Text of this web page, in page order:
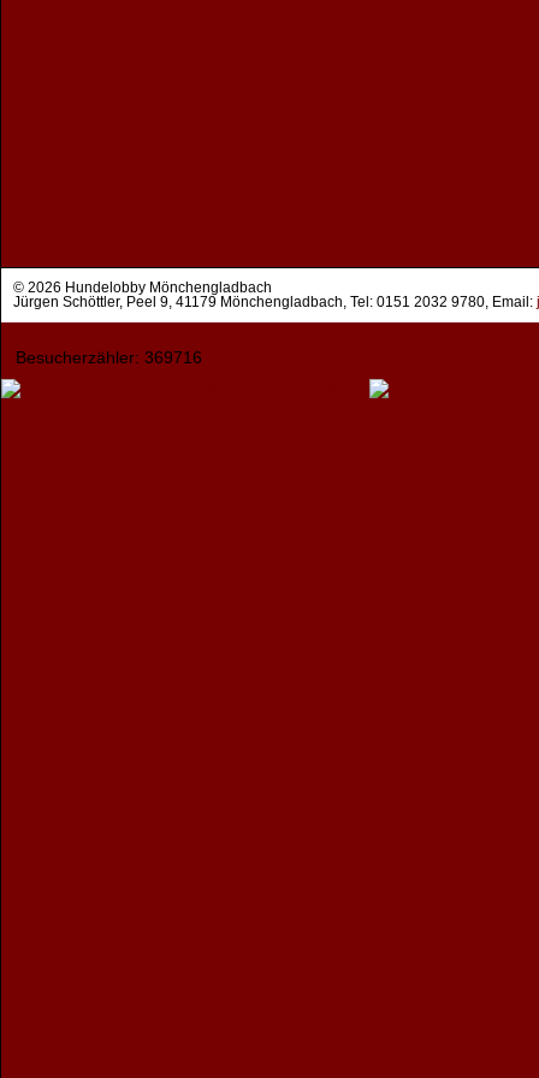
© 2026 Hundelobby Mönchengladbach
Jürgen Schöttler, Peel 9, 41179 Mönchengladbach, Tel: 0151 2032 9780, Email:
Besucherzähler: 369716